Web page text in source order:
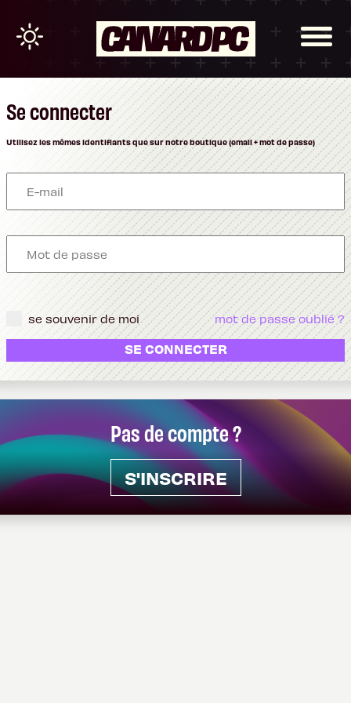
Pas de compte ?
S'INSCRIRE
Se connecter
Utilisez les mêmes identifiants que sur notre boutique (email + mot de passe)
se souvenir de moi mot de passe oublié ?
SE CONNECTER